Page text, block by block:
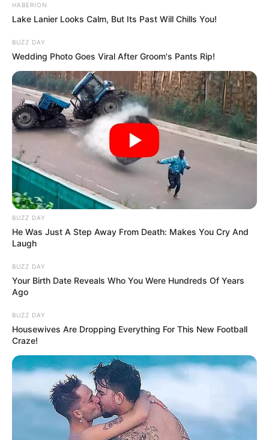
HABERION
Lake Lanier Looks Calm, But Its Past Will Chills You!
BUZZ DAY
Wedding Photo Goes Viral After Groom's Pants Rip!
BUZZ DAY
He Was Just A Step Away From Death: Makes You Cry And
Laugh
BUZZ DAY
Your Birth Date Reveals Who You Were Hundreds Of Years
Ago
BUZZ DAY
Housewives Are Dropping Everything For This New Football
Craze!